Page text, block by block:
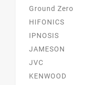
Ground Zero
HIFONICS
IPNOSIS
JAMESON
JVC
KENWOOD